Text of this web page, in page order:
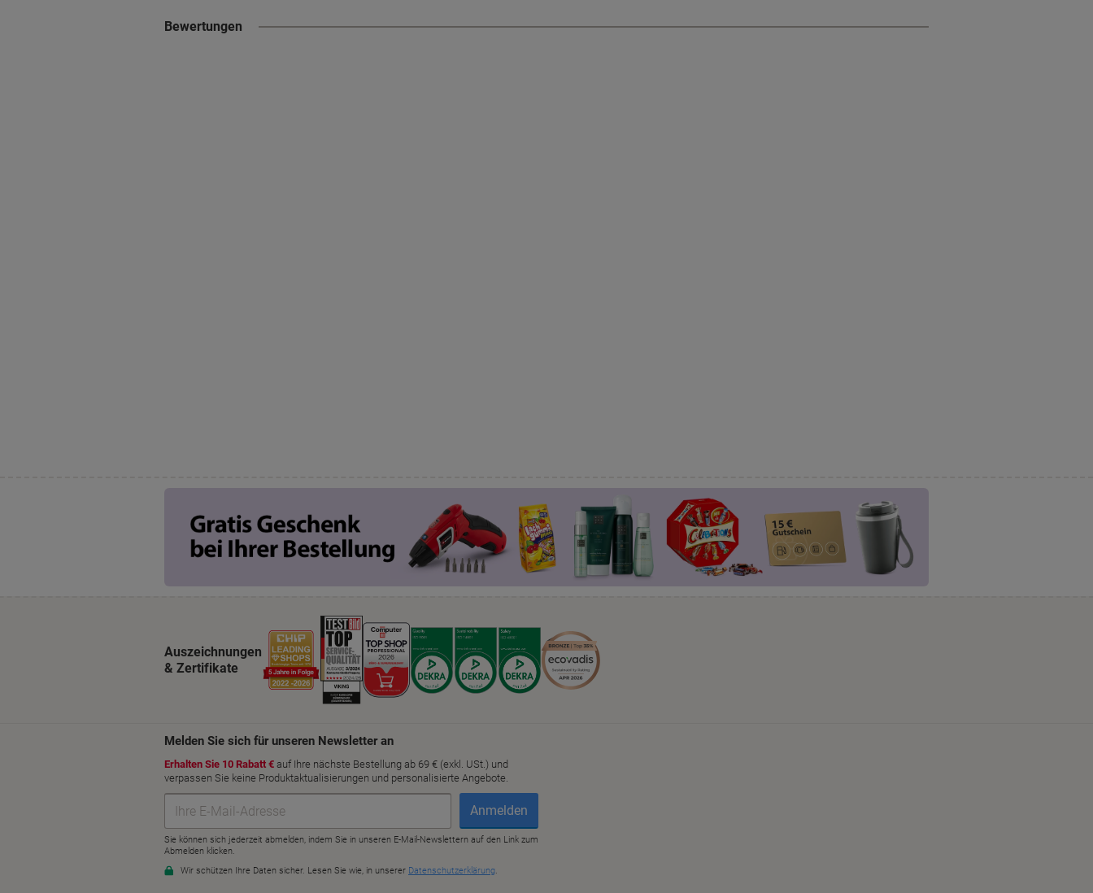
Bewertungen
Auszeichnungen
& Zertifikate